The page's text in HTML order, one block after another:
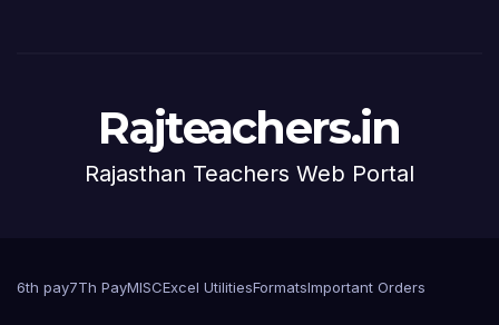
Rajteachers.in
Rajasthan Teachers Web Portal
6th pay7Th PayMISCExcel UtilitiesFormatsImportant Orders